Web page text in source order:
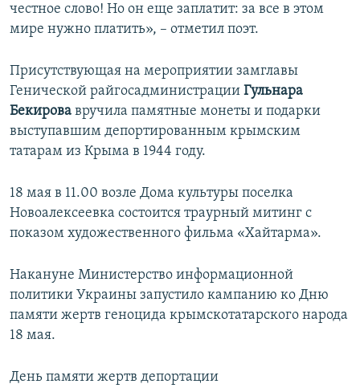
честное слово! Но он еще заплатит: за все в этом
мире нужно платить», – отметил поэт.
Присутствующая на мероприятии замглавы
Генической райгосадминистрации Гульнара
Бекирова вручила памятные монеты и подарки
выступавшим депортированным крымским
татарам из Крыма в 1944 году.
18 мая в 11.00 возле Дома культуры поселка
Новоалексеевка состоится траурный митинг с
показом художественного фильма «Хайтарма».
Накануне Министерство информационной
политики Украины запустило кампанию ко Дню
памяти жертв геноцида крымскотатарского народа
18 мая.
День памяти жертв депортации